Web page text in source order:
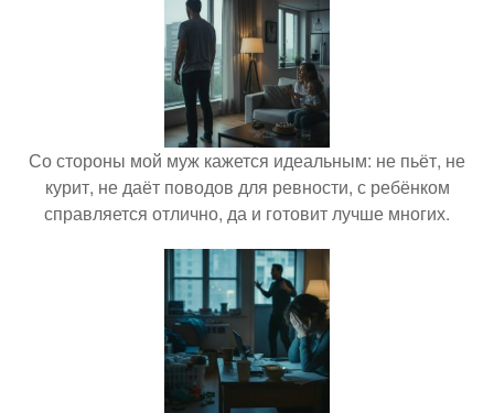
Со стороны мой муж кажется идеальным: не пьёт, не
курит, не даёт поводов для ревности, с ребёнком
справляется отлично, да и готовит лучше многих.